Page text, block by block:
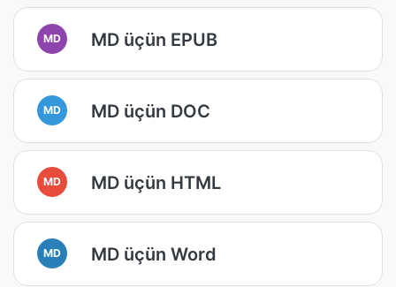
MD MD üçün EPUB
MD MD üçün DOC
MD MD üçün HTML
MD MD üçün Word